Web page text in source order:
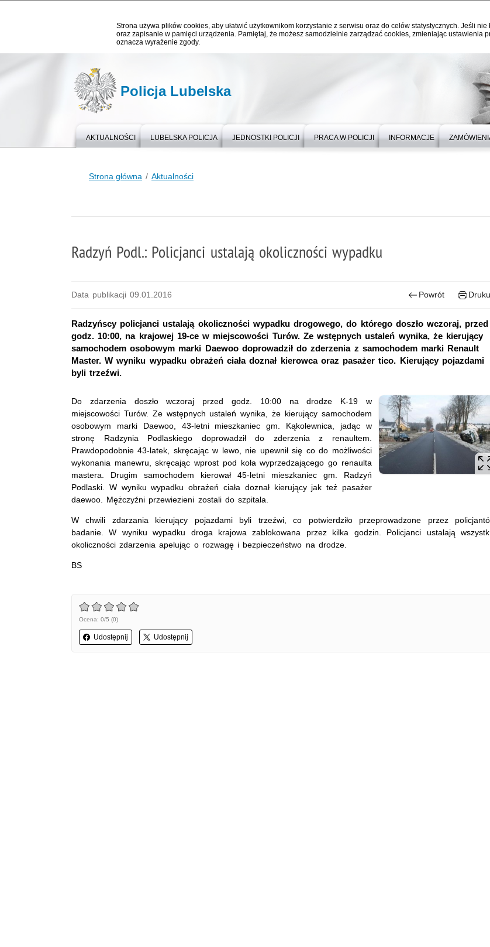
Strona używa plików cookies, aby ułatwić użytkownikom korzystanie z serwisu oraz do celów statystycznych. Jeśli
oraz zapisanie w pamięci urządzenia. Pamiętaj, że możesz samodzielnie zarządzać cookies, zmieniając ustawienia
oznacza wyrażenie zgody.
Policja Lubelska
AKTUALNOŚCI LUBELSKA POLICJA JEDNOSTKI POLICJI PRACA W POLICJI INFORMACJE
Strona główna Aktualności
Radzyń Podl.: Policjanci ustalają okoliczności wypadku
Data publikacji 09.01.2016 Powrót
Radzyńscy policjanci ustalają okoliczności wypadku drogowego, do którego doszło wczoraj, przed
godz. 10:00, na krajowej 19-ce w miejscowości Turów. Ze wstępnych ustaleń wynika, że kierujący
samochodem osobowym marki Daewoo doprowadził do zderzenia z samochodem marki Renault
Master. W wyniku wypadku obrażeń ciała doznał kierowca oraz pasażer tico. Kierujący pojazdami
byli trzeźwi.
Do zdarzenia doszło wczoraj przed godz. 10:00 na drodze K-19 w
miejscowości Turów. Ze wstępnych ustaleń wynika, że kierujący samochodem
osobowym marki Daewoo, 43-letni mieszkaniec gm. Kąkolewnica, jadąc w
stronę Radzynia Podlaskiego doprowadził do zderzenia z renaultem.
Prawdopodobnie 43-latek, skręcając w lewo, nie upewnił się co do możliwości
wykonania manewru, skręcając wprost pod koła wyprzedzającego go renaulta
mastera. Drugim samochodem kierował 45-letni mieszkaniec gm. Radzyń
Podlaski. W wyniku wypadku obrażeń ciała doznał kierujący jak też pasażer
daewoo. Mężczyźni przewiezieni zostali do szpitala.
W chwili zdarzania kierujący pojazdami byli trzeźwi, co potwierdziło przeprowadzone przez
badanie. W wyniku wypadku droga krajowa zablokowana przez kilka godzin. Policjanci ustalają
okoliczności zdarzenia apelując o rozwagę i bezpieczeństwo na drodze.
BS
Ocena: 0/5 (0)
Udostępnij Udostępnij